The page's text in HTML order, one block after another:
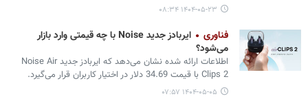
۱۴۰۴-۰۵-۲۳ ۰۸:۳۴
فناوری
ایربادز جدید Noise با چه قیمتی وارد بازار
می‌‏شود؟
اطلاعات ارائه شده نشان می‌دهد که ایربادز جدید Noise Air
Clips 2 با قیمت 34.69 دلار در اختیار کاربران قرار می‌گیرد.
۱۴۰۴-۰۵-۰۵ ۰۷:۵۷